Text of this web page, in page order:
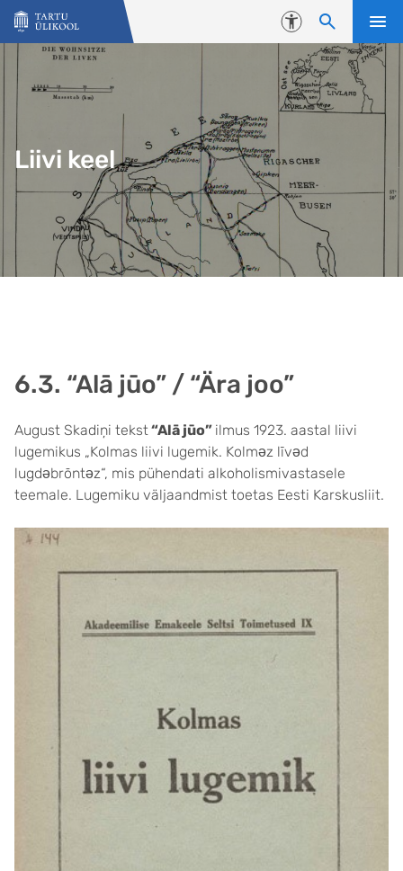
Liigu edasi põhisisu juurde
Juurdepääsetavus
Liivi keel
6.3. “Alā jūo” / “Ära joo”
August Skadiņi tekst“Alā jūo” ilmus 1923. aastal liivi
lugemikus „Kolmas liivi lugemik. Kolmǝz līvǝd
lugdǝbrōntǝz“, mis pühendati alkoholismivastasele
teemale. Lugemiku väljaandmist toetas Eesti Karskusliit.